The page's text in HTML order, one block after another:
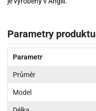
Parametry produktu
Parametr
Průměr
Model